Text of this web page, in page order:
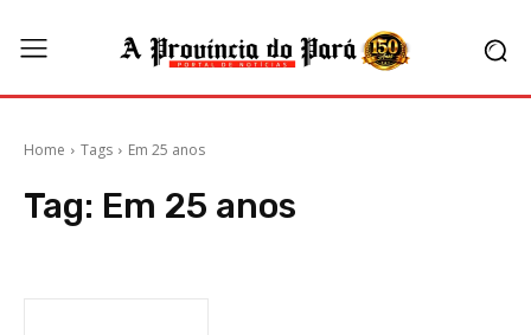
Home Tags Em 25 anos
Tag: Em 25 anos